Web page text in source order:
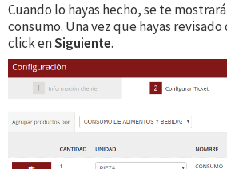
Cuando lo hayas hecho, se te
consumo. Una vez que hayas
click enSiguiente.